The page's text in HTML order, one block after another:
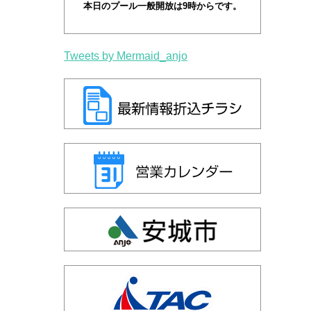
本日のプール一般開放は9時からです。
Tweets by Mermaid_anjo